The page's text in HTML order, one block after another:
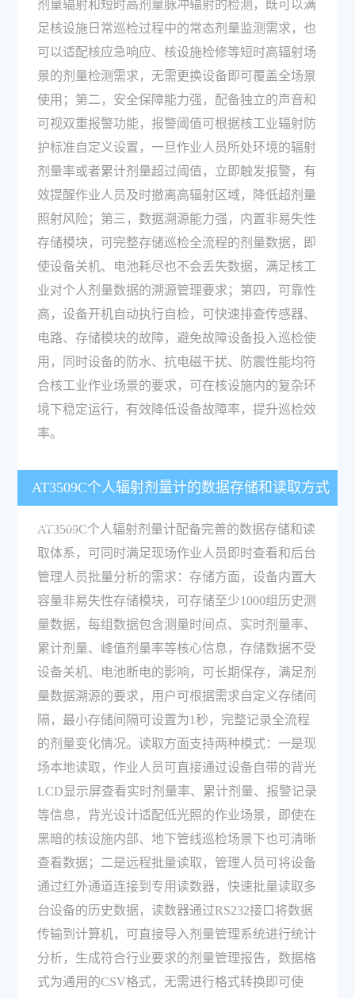
剂量辐射和短时高剂量脉冲辐射的检测，既可以满
足核设施日常巡检过程中的常态剂量监测需求，也
可以适配核应急响应、核设施检修等短时高辐射场
景的剂量检测需求，无需更换设备即可覆盖全场景
使用；第二，安全保障能力强，配备独立的声音和
可视双重报警功能，报警阈值可根据核工业辐射防
护标准自定义设置，一旦作业人员所处环境的辐射
剂量率或者累计剂量超过阈值，立即触发报警，有
效提醒作业人员及时撤离高辐射区域，降低超剂量
照射风险；第三，数据溯源能力强，内置非易失性
存储模块，可完整存储巡检全流程的剂量数据，即
使设备关机、电池耗尽也不会丢失数据，满足核工
业对个人剂量数据的溯源管理要求；第四，可靠性
高，设备开机自动执行自检，可快速排查传感器、
电路、存储模块的故障，避免故障设备投入巡检使
用，同时设备的防水、抗电磁干扰、防震性能均符
合核工业作业场景的要求，可在核设施内的复杂环
境下稳定运行，有效降低设备故障率，提升巡检效
率。
AT3509C个人辐射剂量计的数据存储和读取方式
是什么？
AT3509C个人辐射剂量计配备完善的数据存储和读
取体系，可同时满足现场作业人员即时查看和后台
管理人员批量分析的需求：存储方面，设备内置大
容量非易失性存储模块，可存储至少1000组历史测
量数据，每组数据包含测量时间点、实时剂量率、
累计剂量、峰值剂量率等核心信息，存储数据不受
设备关机、电池断电的影响，可长期保存，满足剂
量数据溯源的要求，用户可根据需求自定义存储间
隔，最小存储间隔可设置为1秒，完整记录全流程
的剂量变化情况。读取方面支持两种模式：一是现
场本地读取，作业人员可直接通过设备自带的背光
LCD显示屏查看实时剂量率、累计剂量、报警记录
等信息，背光设计适配低光照的作业场景，即使在
黑暗的核设施内部、地下管线巡检场景下也可清晰
查看数据；二是远程批量读取，管理人员可将设备
通过红外通道连接到专用读数器，快速批量读取多
台设备的历史数据，读数器通过RS232接口将数据
传输到计算机，可直接导入剂量管理系统进行统计
分析，生成符合行业要求的剂量管理报告，数据格
式为通用的CSV格式，无需进行格式转换即可使